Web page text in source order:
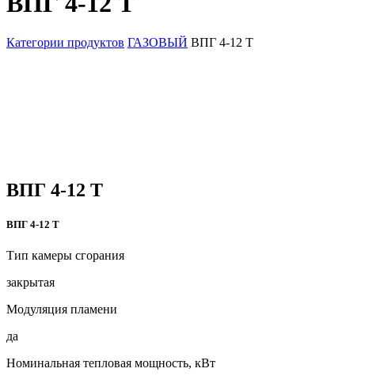
Категории продуктов ГАЗОВЫЙ ВПГ 4-12 Т
ВПГ 4-12 Т
ВПГ 4-12 Т
Тип камеры сгорания
закрытая
Модуляция пламени
да
Номинальная тепловая мощность, кВт